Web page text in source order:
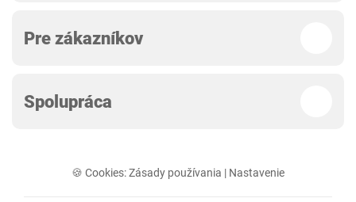
Pre zákazníkov
Spolupráca
🍪 Cookies:Zásady používania | Nastavenie